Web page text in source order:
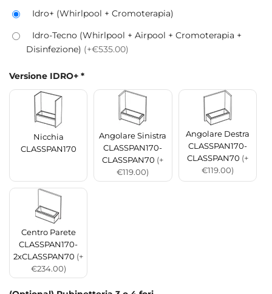
Idro+ (Whirlpool + Cromoterapia)
Idro-Tecno (Whirlpool + Airpool + Cromoterapia +
Disinfezione) (+€535.00)
Versione IDRO+ *
Nicchia
CLASSPAN170
Angolare Sinistra
CLASSPAN170-
CLASSPAN70 (+
€119.00)
Angolare Destra
CLASSPAN170-
CLASSPAN70 (+
€119.00)
Centro Parete
CLASSPAN170-
2xCLASSPAN70 (+
€234.00)